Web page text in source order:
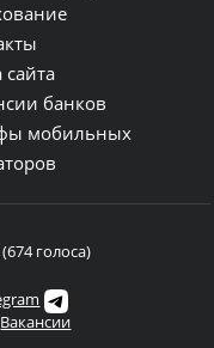
сайта
банков
мобильных
голоса)
Вакансии